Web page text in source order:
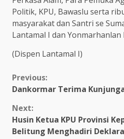
Politik, KPU, Bawaslu serta
masyarakat dan Santri se
Lantamal I dan Yonmarhanlan
(Dispen Lantamal I)
Continue
Previous:
Dankormar Terima
Next:
Husin Ketua KPU Provinsi
Belitung Menghadiri